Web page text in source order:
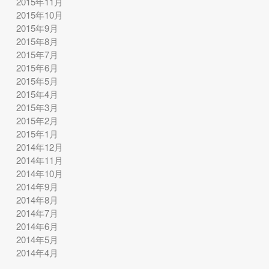
2015年10月
2015年9月
2015年8月
2015年7月
2015年6月
2015年5月
2015年4月
2015年3月
2015年2月
2015年1月
2014年12月
2014年11月
2014年10月
2014年9月
2014年8月
2014年7月
2014年6月
2014年5月
2014年4月